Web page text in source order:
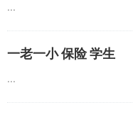
...
一老一小 保险 学生
...